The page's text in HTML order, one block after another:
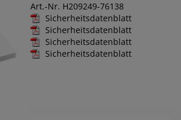
Art.-Nr. H209249-76138
Sicherheitsdatenblatt
Sicherheitsdatenblatt
Sicherheitsdatenblatt
Sicherheitsdatenblatt